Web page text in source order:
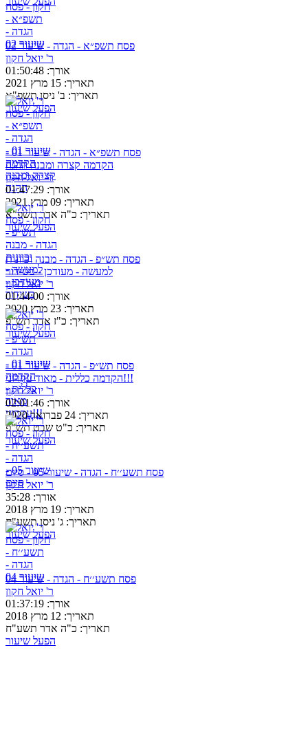
פסח תשפ״א - הגדה - שיעור 02
ר' יואל חקון
אורך: 01:50:48
תאריך: 15 מרץ 2021
תאריך: ב' ניסן תשפ"א
הפעל שיעור
פסח תשפ״א - הגדה - שיעור 01 -
הקדמה קצרה ומבנה ההגה
ר' יואל חקון
אורך: 01:47:29
תאריך: 09 מרץ 2021
תאריך: כ"ה אדר תשפ"א
הפעל שיעור
פסח תש״פ - הגדה - מבנה וכוונות
למעשה - מעודכן - בשידור
ר' יואל חקון
אורך: 01:44:00
תאריך: 23 מרץ 2020
תאריך: כ"ז אדר תש"פ
הפעל שיעור
פסח תש״פ - הגדה - שיעור 01 -
הקדמה כללית - מאוד עקרוני!!!
ר' יואל חקון
אורך: 02:01:46
תאריך: 24 פברואר 2020
תאריך: כ"ט שבט תש"פ
הפעל שיעור
פסח תשע׳׳ח - הגדה - שיעור 05 - סיום
ר' יואל חקון
אורך: 35:28
תאריך: 19 מרץ 2018
תאריך: ג' ניסן תשע"ח
הפעל שיעור
פסח תשע׳׳ח - הגדה - שיעור 04
ר' יואל חקון
אורך: 01:37:19
תאריך: 12 מרץ 2018
תאריך: כ"ה אדר תשע"ח
הפעל שיעור